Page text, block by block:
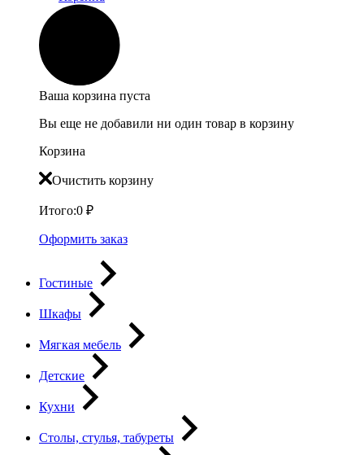
Ваша корзина пуста
Вы еще не добавили ни один товар в корзину
Корзина
Очистить корзину
Итого:0 ₽
Оформить заказ
Гостиные
Шкафы
Мягкая мебель
Детские
Кухни
Столы, стулья, табуреты